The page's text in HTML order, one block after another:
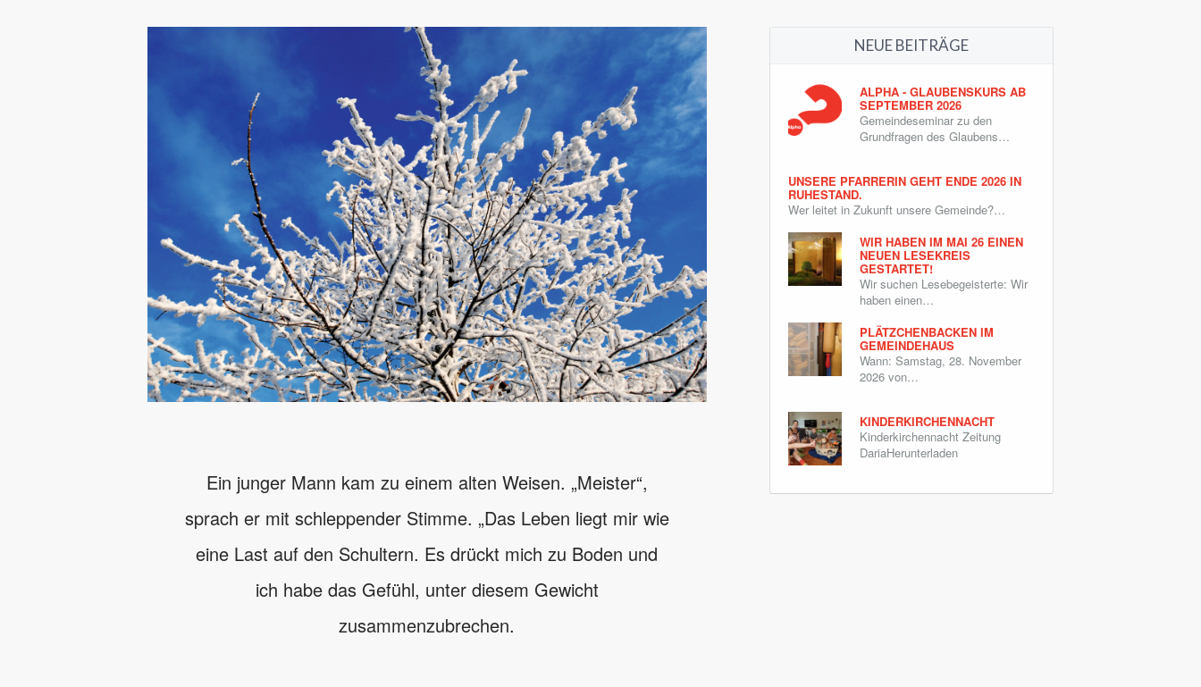
Ein junger Mann kam zu einem alten Weisen. „Meister“,
sprach er mit schleppender Stimme. „Das Leben liegt mir wie
eine Last auf den Schultern. Es drückt mich zu Boden und
ich habe das Gefühl, unter diesem Gewicht
zusammenzubrechen.
NEUE BEITRÄGE
ALPHA - GLAUBENSKURS AB
SEPTEMBER 2026
Gemeindeseminar zu den
Grundfragen des Glaubens…
UNSERE PFARRERIN GEHT ENDE 2026 IN
RUHESTAND.
Wer leitet in Zukunft unsere Gemeinde?…
WIR HABEN IM MAI 26 EINEN
NEUEN LESEKREIS
GESTARTET!
Wir suchen Lesebegeisterte: Wir
haben einen…
PLÄTZCHENBACKEN IM
GEMEINDEHAUS
Wann: Samstag, 28. November
2026 von…
KINDERKIRCHENNACHT
Kinderkirchennacht Zeitung
DariaHerunterladen